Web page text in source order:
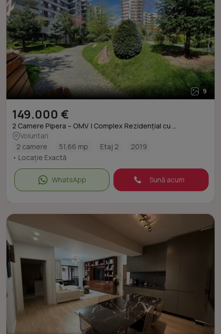
9
149.000 €
2 Camere Pipera – OMV | Complex Rezidențial cu ...
Voluntari
2 camere
51,66 mp Etaj 2
2019
• Locație Exactă
WhatsApp Sună acum